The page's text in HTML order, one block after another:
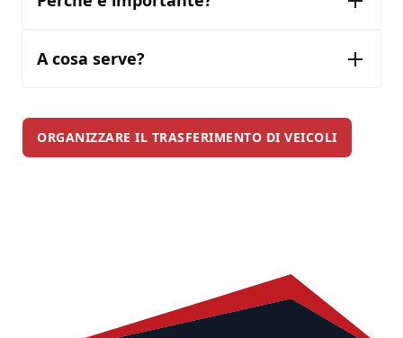
A cosa serve?
ORGANIZZARE IL TRASFERIMENTO DI VEICOLI